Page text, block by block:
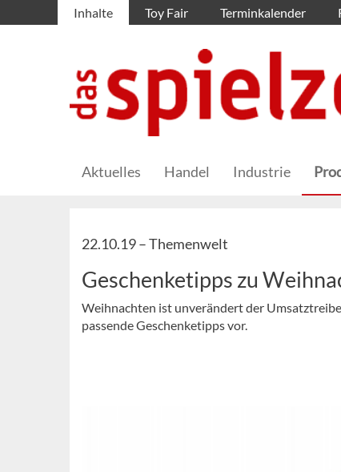
Inhalte Toy Fair Terminkalender
Aktuelles Handel Industrie
22.10.19 –Themenwelt
Geschenketipps zu
Weihnachten ist unverändert der
passende Geschenketipps vor.